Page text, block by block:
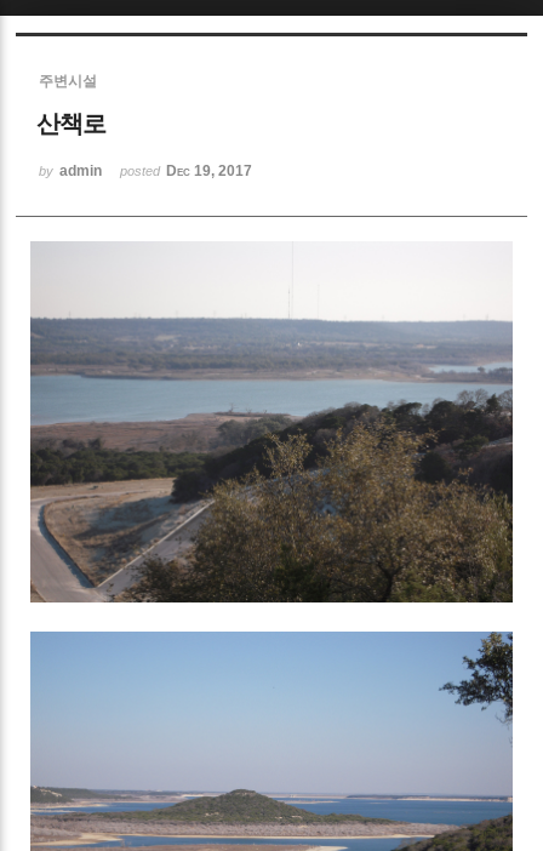
주변시설
산책로
by admin posted Dec 19, 2017
Sketchbook5, 스케치북5
Sketchbook5, 스케치북5